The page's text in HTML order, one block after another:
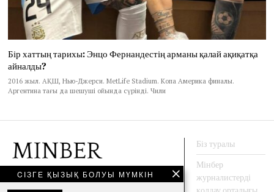
Бір хаттың тарихы: Энцо Фернандестің арманы қалай ақиқатқа
айналды?
2016 жыл. АҚШ, Нью-Джерси. MetLife Stadium. Копа Америка финалы.
Аргентина тағы да шешуші ойында сүрінді. Чили
CІЗГЕ ҚЫЗЫҚ БОЛУЫ МҮМКІН
АҚПАРАТ АГЕНТТЕГІ
Біз туралы
Мінбер
журналистерді